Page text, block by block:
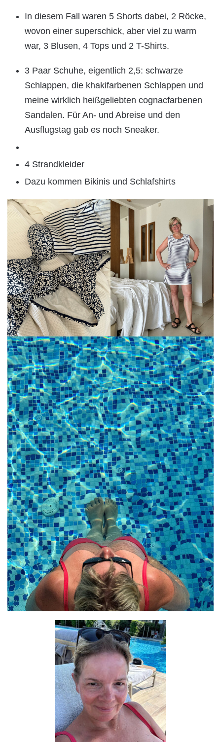
In diesem Fall waren 5 Shorts dabei, 2 Röcke,
wovon einer superschick, aber viel zu warm
war, 3 Blusen, 4 Tops und 2 T-Shirts.
3 Paar Schuhe, eigentlich 2,5: schwarze
Schlappen, die khakifarbenen Schlappen und
meine wirklich heißgeliebten cognacfarbenen
Sandalen. Für An- und Abreise und den
Ausflugstag gab es noch Sneaker.
4 Strandkleider
Dazu kommen Bikinis und Schlafshirts